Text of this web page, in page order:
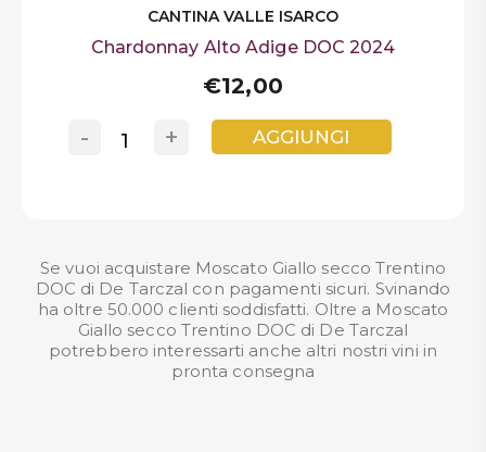
CANTINA VALLE ISARCO
Chardonnay Alto Adige DOC 2024
€12,00
+
- AGGIUNGI
Se vuoi acquistare Moscato Giallo secco Trentino
DOC di De Tarczal con pagamenti sicuri. Svinando
ha oltre 50.000 clienti soddisfatti. Oltre a Moscato
Giallo secco Trentino DOC di De Tarczal
potrebbero interessarti anche altri nostrivini in
pronta consegna